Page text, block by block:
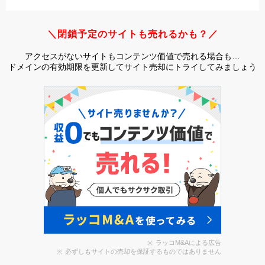
＼閉鎖予定のサイトも売れるかも？／
アクセスがないサイトもコンテンツ価値で売れる場合も…
ドメインの有効期限を更新してサイト売却にトライしてみましょう
ラッコM&Aによる広告
必ずしもサイトの売却を保証するものではありません